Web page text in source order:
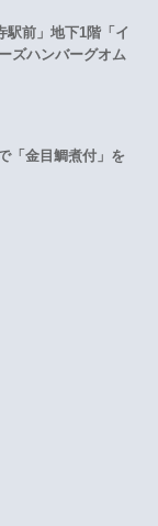
駅前」地下1階「イ
ズハンバーグオム
「金目鯛煮付」を